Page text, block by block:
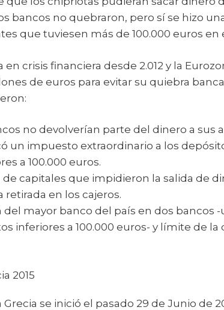
bancos no quebraron, pero sí se hizo
que tuviesen más de 100.000 euros en
en crisis financiera desde 2.012 y la
de euros para evitar su quiebra
no devolverían parte del dinero a sus
un impuesto extraordinario a los
a 100.000 euros.
capitales que impidieron la salida de
retirada en los cajeros.
del mayor banco del país en dos bancos
inferiores a 100.000 euros- y límite de la
2015
se inició el pasado 29 de Junio de